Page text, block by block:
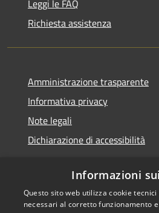
Leggi le FAQ
Richiesta assistenza
Amministrazione trasparente
Informativa privacy
Note legali
Dichiarazione di accessibilità
RSS
Informazioni
Questo sito web utilizza cookie
necessari al corretto funzionamento